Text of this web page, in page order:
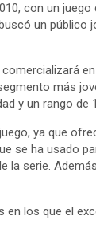
con un
un público
más
y un rango de
ya que
se ha usado
serie.
los que el